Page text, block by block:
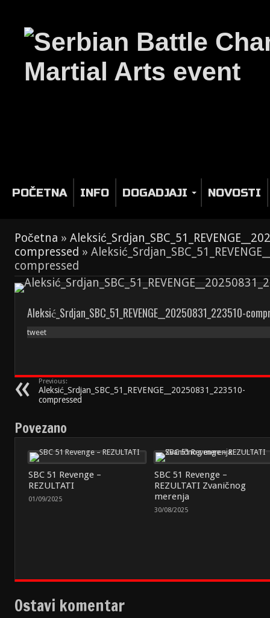
POČETNA INFO DOGADJAJI NOVOSTI
Početna »
compressed »
compressed
Aleksić_Srdjan_SBC_51_REVENGE__20250831_223510-
tweet
Previous:
Aleksić_Srdjan_SBC_51_REVENGE__20250831_223510-
compressed
Povezano
SBC 51 Revenge –
REZULTATI
01/09/2025
SBC 51 Revenge –
REZULTATI Zvaničnog
merenja
30/08/2025
Ostavi komentar